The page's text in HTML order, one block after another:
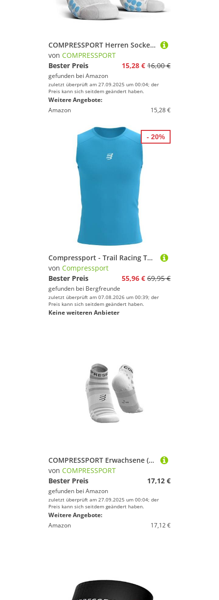
Spaß und Erfolg mit Deinem Sport.
COMPRESSPORT Herren Socken, Weiß Blau, 35-38 EU
von COMPRESSPORT
Bester Preis
15,28 € 16,00 €
gefunden bei Amazon
zuletzt überprüft am 27.09.2025 um 00:04; der
Preis kann sich seitdem geändert haben.
Weitere Angebote:
Amazon
15,28 €
Compressport - Trail Racing Tank - Laufshirt Gr S blau
von Compressport
Bester Preis
55,96 € 69,95 €
gefunden bei Bergfreunde
zuletzt überprüft am 07.08.2026 um 00:39; der
Preis kann sich seitdem geändert haben.
Keine weiteren Anbieter
- 20%
COMPRESSPORT Erwachsene (Unisex) Pro Racing Socks v3.0 Ultralight Run Low Leichte Laufsocken, Weiß, T1
von COMPRESSPORT
Bester Preis
17,12 €
gefunden bei Amazon
zuletzt überprüft am 27.09.2025 um 00:04; der
Preis kann sich seitdem geändert haben.
Weitere Angebote:
Amazon
17,12 €